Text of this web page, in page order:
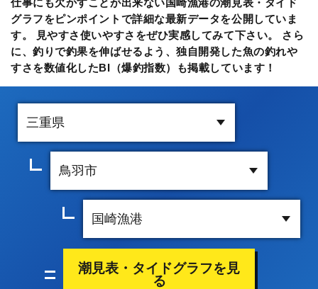
グラフをピンポイントで詳細な最新データを公開していま
す。 見やすさ使いやすさをぜひ実感してみて下さい。 さら
に、釣りで釣果を伸ばせるよう、独自開発した魚の釣れや
すさを数値化したBI（爆釣指数）も掲載しています！
潮見表・タイドグラフを見
る